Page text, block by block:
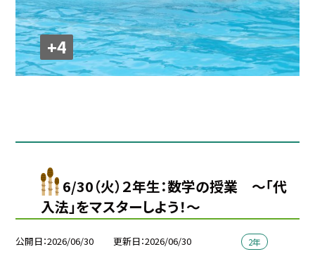
+4
6/30（火）２年生：数学の授業 ～「代
入法」をマスターしよう！～
公開日 2026/06/30 更新日 2026/06/30 2年